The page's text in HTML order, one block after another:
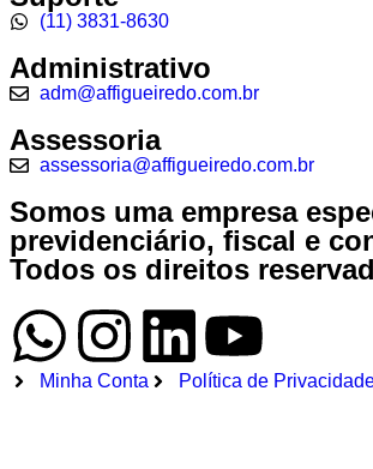
(11) 3831-8630
Administrativo
adm@affigueiredo.com.br
Assessoria
assessoria@affigueiredo.com.br
Somos uma empresa
previdenciário, fiscal e
Todos os direitos
Minha Conta Política de